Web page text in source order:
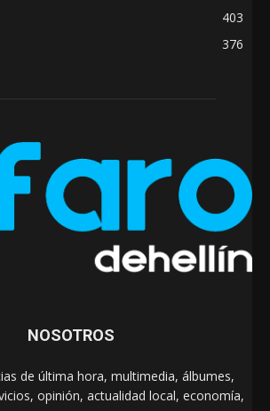
403
376
NOSOTROS
de última hora, multimedia, álbumes,
opinión, actualidad local, economía,